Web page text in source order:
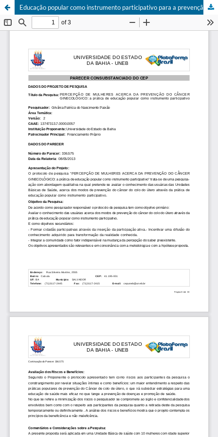
Educação popular como instrumento participativo para a prevenção do câncer ginecológico: percepção de mulheres